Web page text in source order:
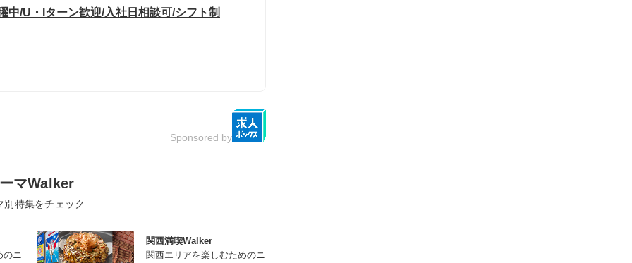
中/U・Iターン歓迎/入社日相談可/シフト制
Sponsored by
マWalker
別特集をチェック
のニ
関西満喫Walker
関西エリアを楽しむためのニ